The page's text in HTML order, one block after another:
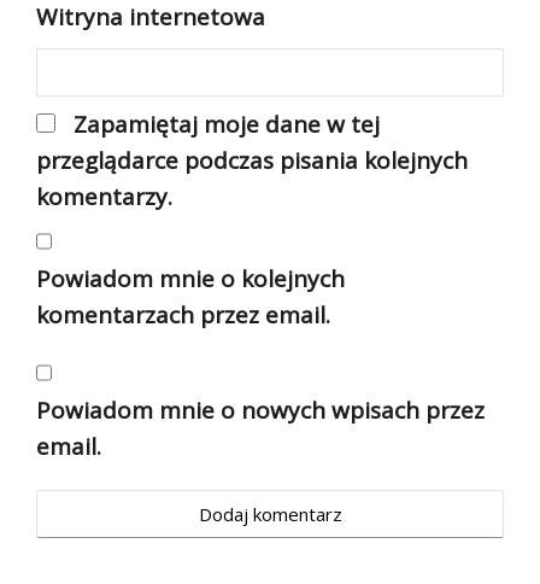
Witryna internetowa
Zapamiętaj moje dane w tej
przeglądarce podczas pisania kolejnych
komentarzy.
Powiadom mnie o kolejnych
komentarzach przez email.
Powiadom mnie o nowych wpisach przez
email.